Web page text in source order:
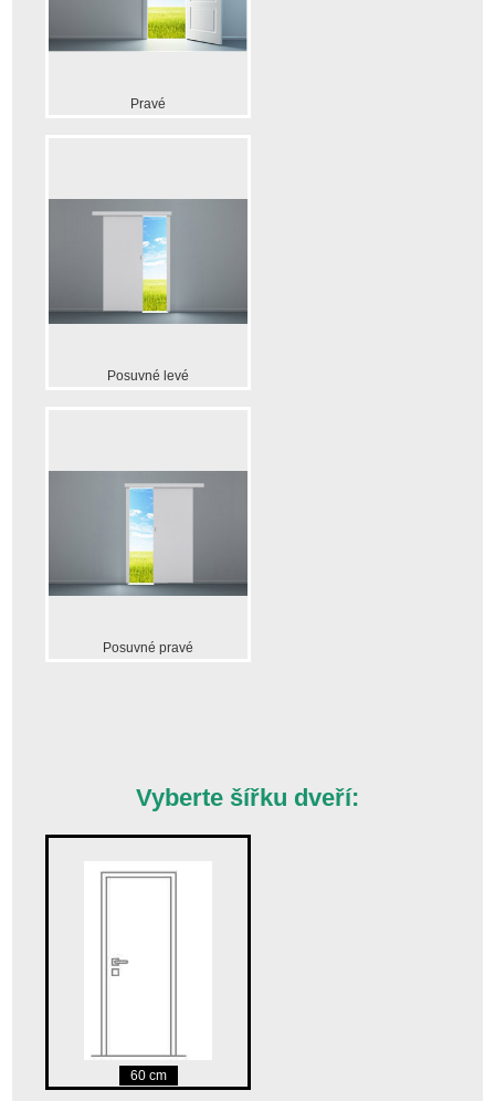
Pravé
Posuvné levé
Posuvné pravé
Vyberte šířku dveří:
60 cm